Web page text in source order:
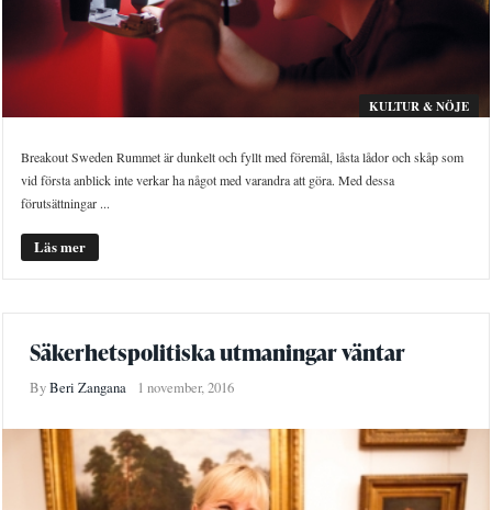
KULTUR & NÖJE
Breakout Sweden Rummet är dunkelt och fyllt med föremål, låsta lådor och skåp som
vid första anblick inte verkar ha något med varandra att göra. Med dessa
förutsättningar ...
Läs mer
Säkerhetspolitiska utmaningar väntar
ByBeri Zangana 1 november, 2016